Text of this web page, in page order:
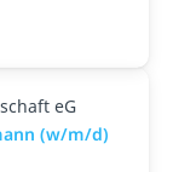
eG
(w/m/d)